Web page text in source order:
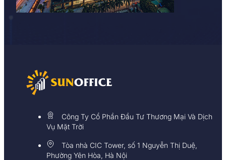
Công Ty Cổ Phần Đầu Tư Thương Mại Và Dịch
Vụ Mặt Trời
Tòa nhà CIC Tower, số 1 Nguyễn Thị Duệ,
Phường Yên Hòa, Hà Nội